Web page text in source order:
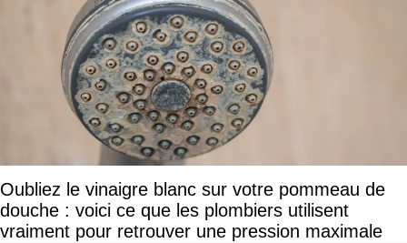
Oubliez le vinaigre blanc sur votre pommeau de
douche : voici ce que les plombiers utilisent
vraiment pour retrouver une pression maximale